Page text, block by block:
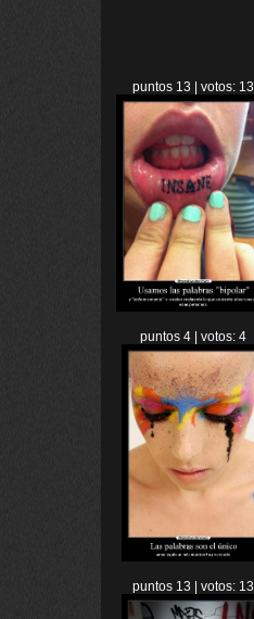
puntos 13 | votos: 13
puntos 4 | votos: 4
puntos 13 | votos: 13